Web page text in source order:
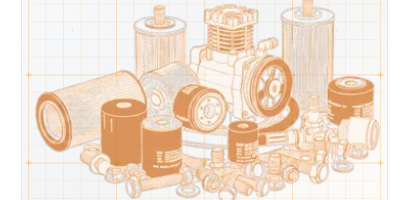
Expédition et Retours
sous 48-
72h
—
Sous réserve de disponibilité des stocks.
Livraison estimée 24h/48h par les
transporteurs.
France
métropolitaine
Livraison exclusivement en France
métropolitaine (hors Corse et DOM-
TOM).
Pas de surprise : le coût exact est